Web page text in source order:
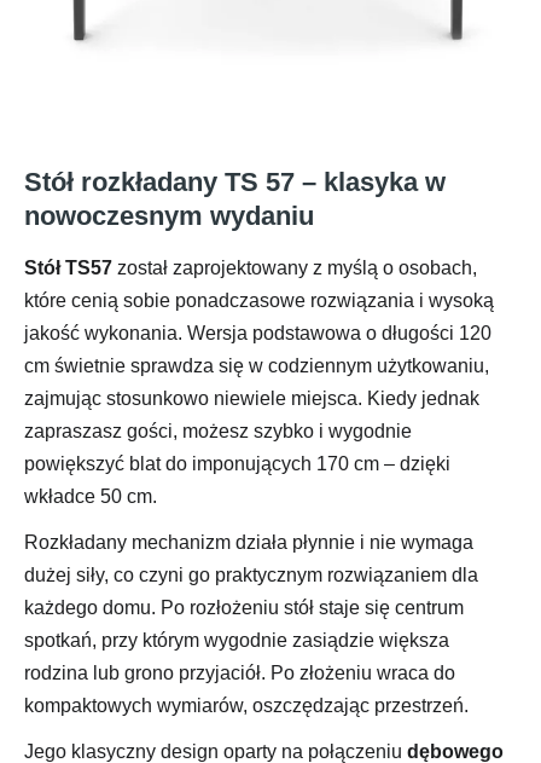
Stół rozkładany TS 57 – klasyka w
nowoczesnym wydaniu
Stół TS57 został zaprojektowany z myślą o osobach,
które cenią sobie ponadczasowe rozwiązania i wysoką
jakość wykonania. Wersja podstawowa o długości 120
cm świetnie sprawdza się w codziennym użytkowaniu,
zajmując stosunkowo niewiele miejsca. Kiedy jednak
zapraszasz gości, możesz szybko i wygodnie
powiększyć blat do imponujących 170 cm – dzięki
wkładce 50 cm.
Rozkładany mechanizm działa płynnie i nie wymaga
dużej siły, co czyni go praktycznym rozwiązaniem dla
każdego domu. Po rozłożeniu stół staje się centrum
spotkań, przy którym wygodnie zasiądzie większa
rodzina lub grono przyjaciół. Po złożeniu wraca do
kompaktowych wymiarów, oszczędzając przestrzeń.
Jego klasyczny design oparty na połączeniu dębowego